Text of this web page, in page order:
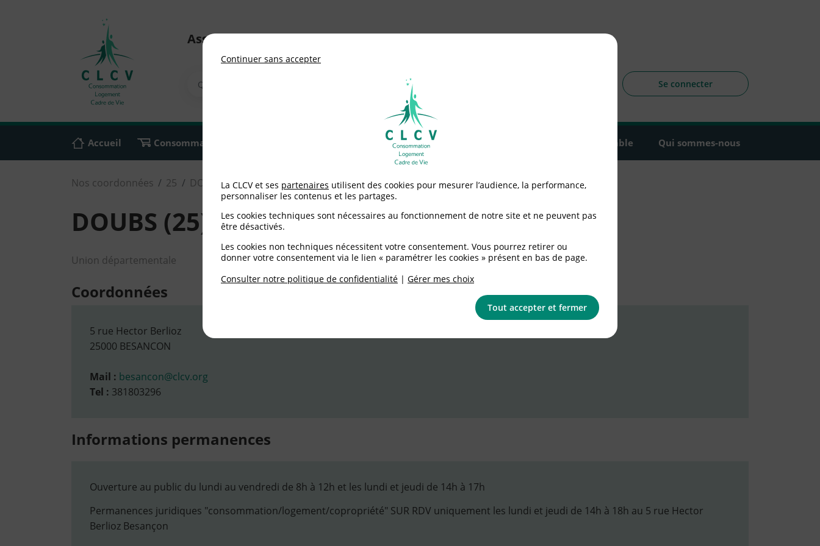
Association nationale de défense des consommateurs et usagers
Se connecter
Accueil Consommation Environnement / Santé Agir ensemble Qui sommes-nous
Nos coordonnées 25 DOUBS (25)
DOUBS (25)
Union départementale
Coordonnées
5 rue Hector Berlioz
25000 BESANCON
Mail : besancon@clcv.org
Tel : 381803296
Informations permanences
Ouverture au public du lundi au vendredi de 8h à 12h et les lundi et jeudi de 14h à 17h
Permanences juridiques "consommation/logement/copropriété" SUR RDV uniquement les lundi et jeudi de 14h à 18h au 5 rue Hector
Berlioz Besançon
Continuer sans accepter
La CLCV et ses partenaires utilisent des cookies pour mesurer l’audience, la performance,
personnaliser les contenus et les partages.
Les cookies techniques sont nécessaires au fonctionnement de notre site et ne peuvent pas
être désactivés.
Les cookies non techniques nécessitent votre consentement. Vous pourrez retirer ou
donner votre consentement via le lien « paramétrer les cookies » présent en bas de page.
Consulter notre politique de confidentialité | Gérer mes choix
Tout accepter et fermer